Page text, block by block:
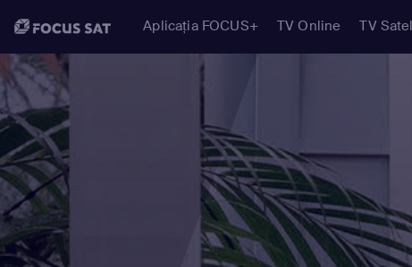
Aplicația FOCUS+ TV Online TV